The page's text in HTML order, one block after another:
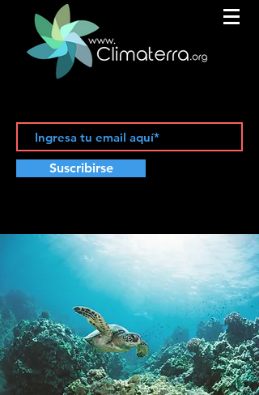
Suscribirse